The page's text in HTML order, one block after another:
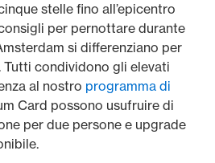
stelle fino all’epicentro
per pernottare durante
si differenziano per
condividono gli elevati
al nostro programma di
Card possono usufruire di
per due persone e upgrade